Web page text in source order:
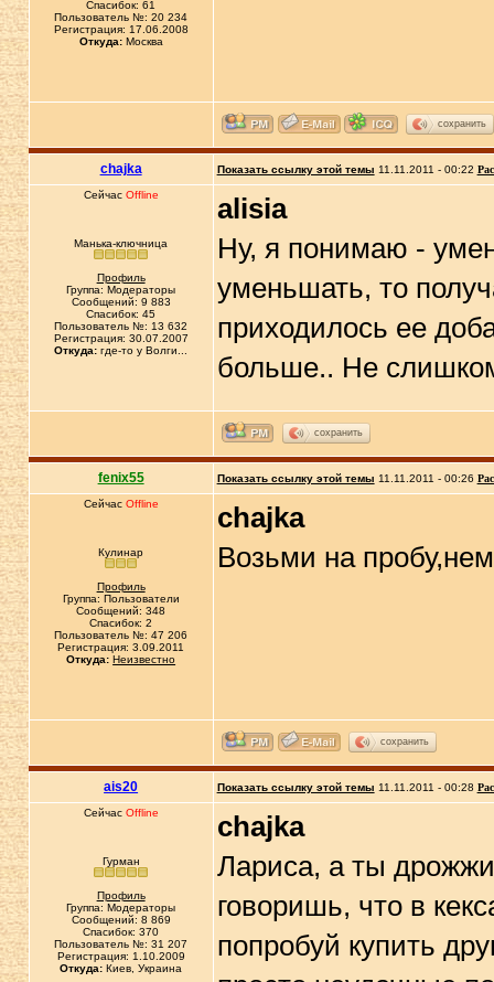
Спасибок: 61
Пользователь №: 20 234
Регистрация: 17.06.2008
Откуда:Москва
сохранить
chajka Показать ссылку этой темы 11.11.2011 - 00:22
Сейчас Offline
Манька-ключница
Профиль
Группа: Модераторы
Сообщений: 9 883
Спасибок: 45
Пользователь №: 13 632
Регистрация: 30.07.2007
Откуда: где-то у Волги...
alisia
Ну, я понимаю -
уменьшать, то
приходилось ее
больше.. Не
сохранить
fenix55 Показать ссылку этой темы 11.11.2011 - 00:26
Сейчас Offline
Кулинар
Профиль
Группа: Пользователи
Сообщений: 348
Спасибок: 2
Пользователь №: 47 206
Регистрация: 3.09.2011
Откуда: Неизвестно
chajka
Возьми на
сохранить
ais20 Показать ссылку этой темы 11.11.2011 - 00:28
Сейчас Offline
Гурман
Профиль
Группа: Модераторы
Сообщений: 8 869
Спасибок: 370
Пользователь №: 31 207
Регистрация: 1.10.2009
Откуда: Киев, Украина
chajka
Лариса, а ты
говоришь, что в
попробуй купить